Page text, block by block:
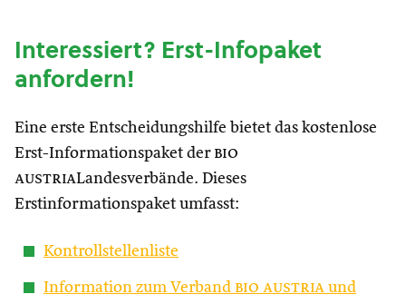
Interessiert? Erst-Infopaket
anfordern!
Eine erste Entscheidungshilfe bietet das kostenlose
Erst-Informationspaket der bio
austriaLandesverbände. Dieses
Erstinformationspaket umfasst:
Kontrollstellenliste
Information zum Verband bio austria und